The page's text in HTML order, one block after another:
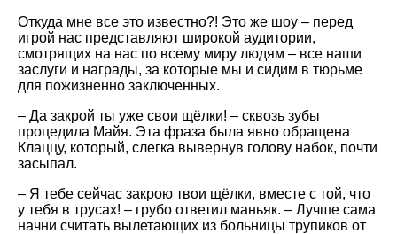
Откуда мне все это известно?! Это же шоу – перед
игрой нас представляют широкой аудитории,
смотрящих на нас по всему миру людям – все наши
заслуги и награды, за которые мы и сидим в тюрьме
для пожизненно заключенных.
– Да закрой ты уже свои щёлки! – сквозь зубы
процедила Майя. Эта фраза была явно обращена
Клаццу, который, слегка вывернув голову набок, почти
засыпал.
– Я тебе сейчас закрою твои щёлки, вместе с той, что
у тебя в трусах! – грубо ответил маньяк. – Лучше сама
начни считать вылетающих из больницы трупиков от